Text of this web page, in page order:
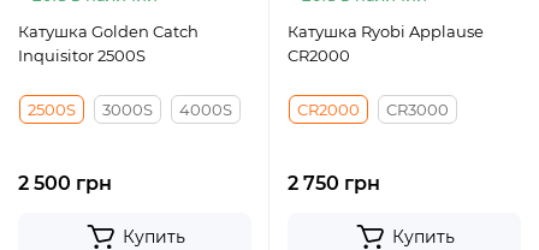
Катушка Golden Catch
Inquisitor 2500S
2500S 3000S 4000S
2 500 грн
Купить
Катушка Ryobi Applause
CR2000
CR2000 CR3000
2 750 грн
Купить